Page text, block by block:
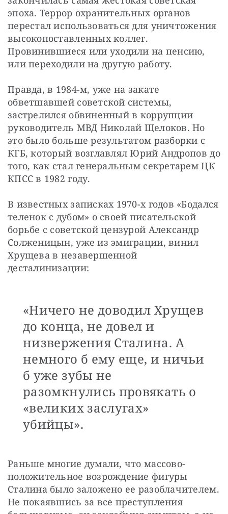
эпоха. Террор охранительных органов
перестал использоваться для уничтожения
высокопоставленных коллег.
Провинившиеся или уходили на пенсию,
или переходили на другую работу.
Правда, в 1984-м, уже на закате
обветшавшей советской системы,
застрелился обвиненный в коррупции
руководитель МВД Николай Щелоков. Но
это было больше результатом разборки с
КГБ, который возглавлял Юрий Андропов до
того, как стал генеральным секретарем ЦК
КПСС в 1982 году.
В известных записках 1970-х годов «Бодался
теленок с дубом» о своей писательской
борьбе с советской цензурой Александр
Солженицын, уже из эмиграции, винил
Хрущева в незавершенной
десталинизации:
«Ничего не доводил Хрущев
до конца, не довел и
низвержения Сталина. А
немного б ему еще, и ничьи
б уже зубы не
разомкнулись провякать о
«великих заслугах»
убийцы».
Раньше многие думали, что массово-
положительное возрождение фигуры
Сталина было заложено ее разоблачителем.
Не покаявшись за все преступления